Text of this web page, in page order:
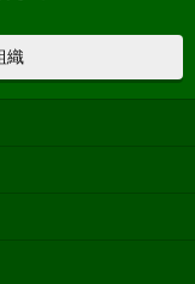
織